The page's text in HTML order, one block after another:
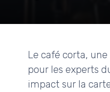
Le café corta,
pour les experts
impact sur la